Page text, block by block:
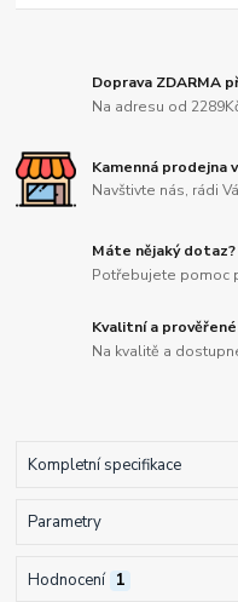
Doprava ZDARMA
Na adresu od
Kamenná prodejna
Navštivte nás, rádi
Máte nějaký
Potřebujete pomoc
Kvalitní a
Na kvalitě a
Kompletní specifikace
Parametry
Hodnocení 1